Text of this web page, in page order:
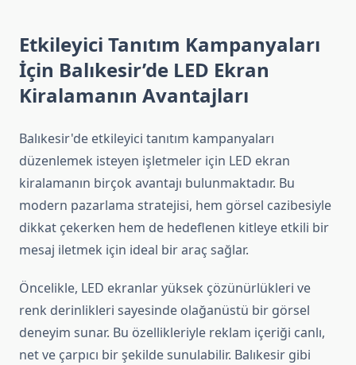
Etkileyici Tanıtım Kampanyaları
İçin Balıkesir’de LED Ekran
Kiralamanın Avantajları
Balıkesir'de etkileyici tanıtım kampanyaları
düzenlemek isteyen işletmeler için LED ekran
kiralamanın birçok avantajı bulunmaktadır. Bu
modern pazarlama stratejisi, hem görsel cazibesiyle
dikkat çekerken hem de hedeflenen kitleye etkili bir
mesaj iletmek için ideal bir araç sağlar.
Öncelikle, LED ekranlar yüksek çözünürlükleri ve
renk derinlikleri sayesinde olağanüstü bir görsel
deneyim sunar. Bu özellikleriyle reklam içeriği canlı,
net ve çarpıcı bir şekilde sunulabilir. Balıkesir gibi